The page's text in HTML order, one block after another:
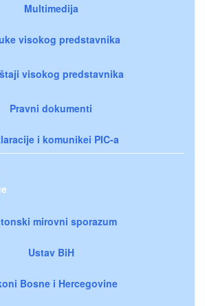
Multimedija
visokog predstavnika
visokog predstavnika
Pravni dokumenti
i komunikei PIC-a
mirovni sporazum
Ustav BiH
Bosne i Hercegovine